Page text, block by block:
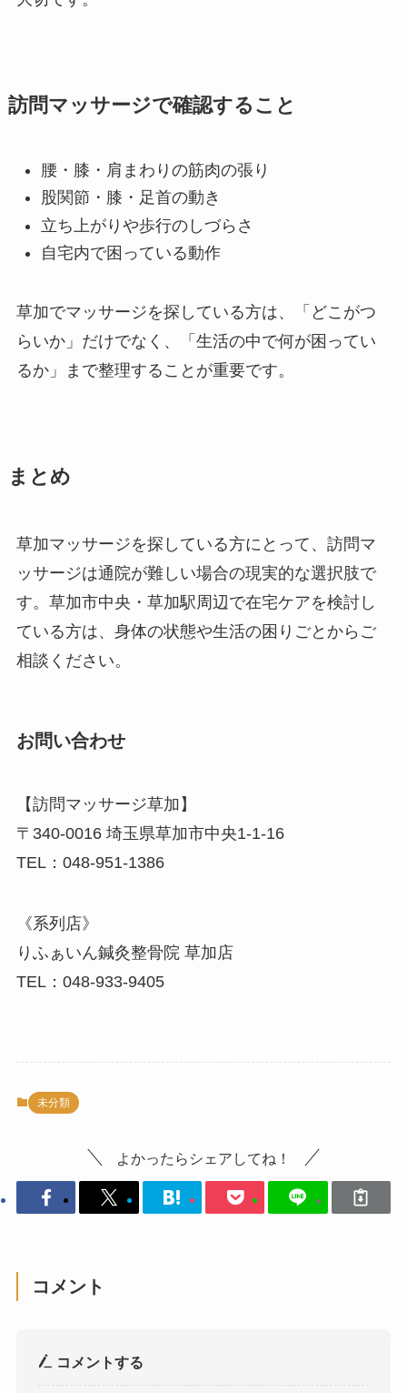
訪問マッサージで確認すること
腰・膝・肩まわりの筋肉の張り
股関節・膝・足首の動き
立ち上がりや歩行のしづらさ
自宅内で困っている動作
草加でマッサージを探している方は、「どこがつ
らいか」だけでなく、「生活の中で何が困ってい
るか」まで整理することが重要です。
まとめ
草加マッサージを探している方にとって、訪問マ
ッサージは通院が難しい場合の現実的な選択肢で
す。草加市中央・草加駅周辺で在宅ケアを検討し
ている方は、身体の状態や生活の困りごとからご
相談ください。
お問い合わせ
【訪問マッサージ草加】
〒340-0016 埼玉県草加市中央1-1-16
TEL：048-951-1386
《系列店》
りふぁいん鍼灸整骨院 草加店
TEL：048-933-9405
未分類
よかったらシェアしてね！
コメント
コメントする